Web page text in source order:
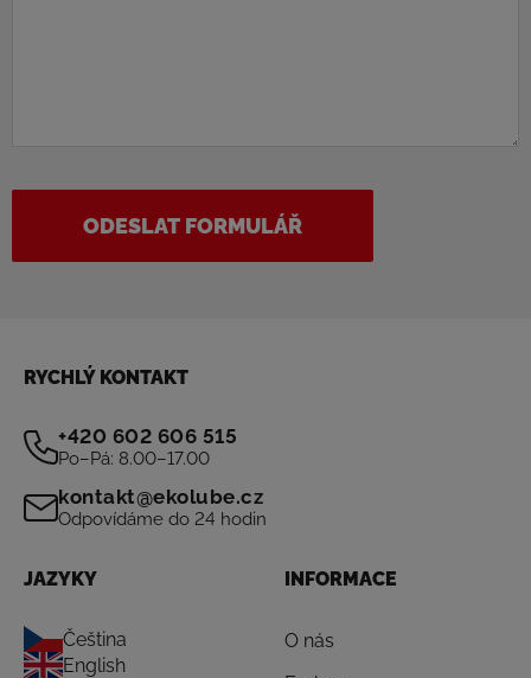
ODESLAT FORMULÁŘ
RYCHLÝ KONTAKT
+420 602 606 515
Po–Pá: 8.00–17.00
kontakt@ekolube.cz
Odpovídáme do 24 hodin
JAZYKY
Čeština
English
INFORMACE
O nás